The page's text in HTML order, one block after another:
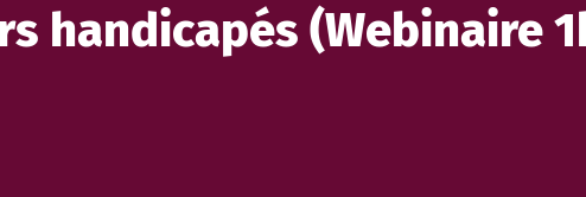
handicapés (Webinaire